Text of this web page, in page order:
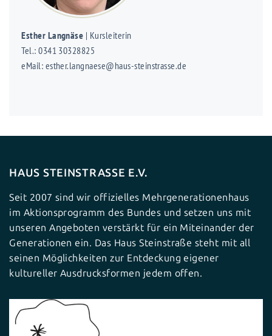
Esther Langnäse | Kursleiterin
Tel.: 0341 30328825
eMail: esther.langnaese@haus-steinstrasse.de
HAUS STEINSTRASSE E.V.
Seit 2007 sind wir offizielles Mehrgenerationenhaus
im Aktionsprogramm des Bundes und setzen uns mit
unseren Angeboten verstärkt für ein Miteinander der
Generationen ein. Das Haus Steinstraße steht mit all
seinen Möglichkeiten zur Entdeckung eigener
kultureller Ausdrucksformen jedem offen.